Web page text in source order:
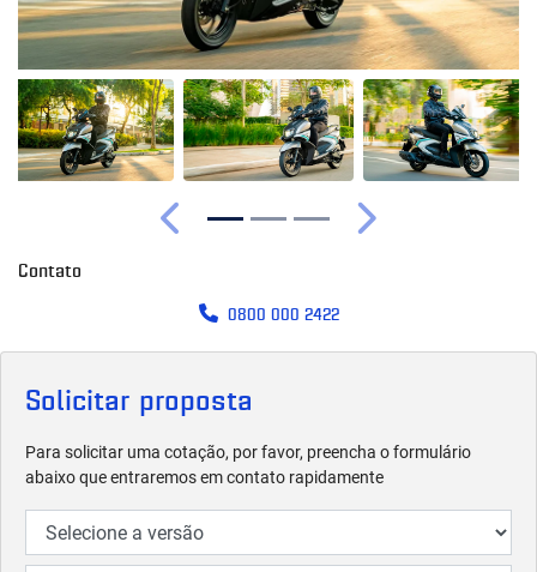
Solicitar proposta
Para solicitar uma cotação, por favor, preencha o formulário
abaixo que entraremos em contato rapidamente
Anterior Próximo
Contato
0800 000 2422